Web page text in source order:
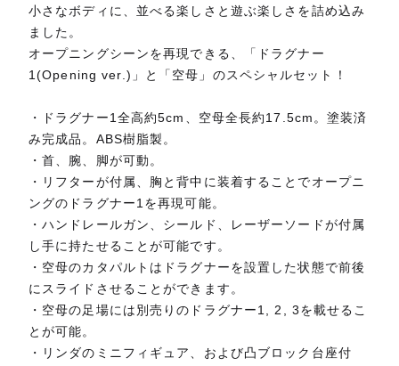
小さなボディに、並べる楽しさと遊ぶ楽しさを詰め込み
ました。
オープニングシーンを再現できる、「ドラグナー
1(Opening ver.)」と「空母」のスペシャルセット！
・ドラグナー1全高約5cm、空母全長約17.5cm。塗装済
み完成品。ABS樹脂製。
・首、腕、脚が可動。
・リフターが付属、胸と背中に装着することでオープニ
ングのドラグナー1を再現可能。
・ハンドレールガン、シールド、レーザーソードが付属
し手に持たせることが可能です。
・空母のカタパルトはドラグナーを設置した状態で前後
にスライドさせることができます。
・空母の足場には別売りのドラグナー1, 2, 3を載せるこ
とが可能。
・リンダのミニフィギュア、および凸ブロック台座付